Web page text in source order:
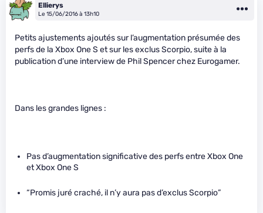
Ellierys
Le 15/06/2016 à 13h10
Petits ajustements ajoutés sur l’augmentation présumée des
perfs de la Xbox One S et sur les exclus Scorpio, suite à la
publication d’une interview de Phil Spencer chez Eurogamer.
Dans les grandes lignes :
Pas d’augmentation significative des perfs entre Xbox One
et Xbox One S
“Promis juré craché, il n’y aura pas d’exclus Scorpio”